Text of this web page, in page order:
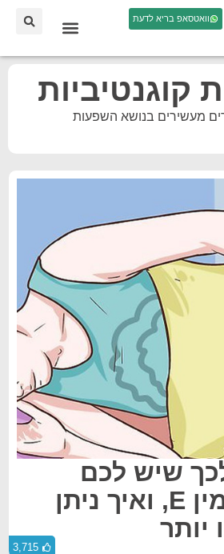
וואטסאפ בריא לדעת
קוגנטיביות
מעשירים בנושא השפעות
לכך שיש לכם
חוסר בויטמין E, ואיך ניתן
יותר
3,715